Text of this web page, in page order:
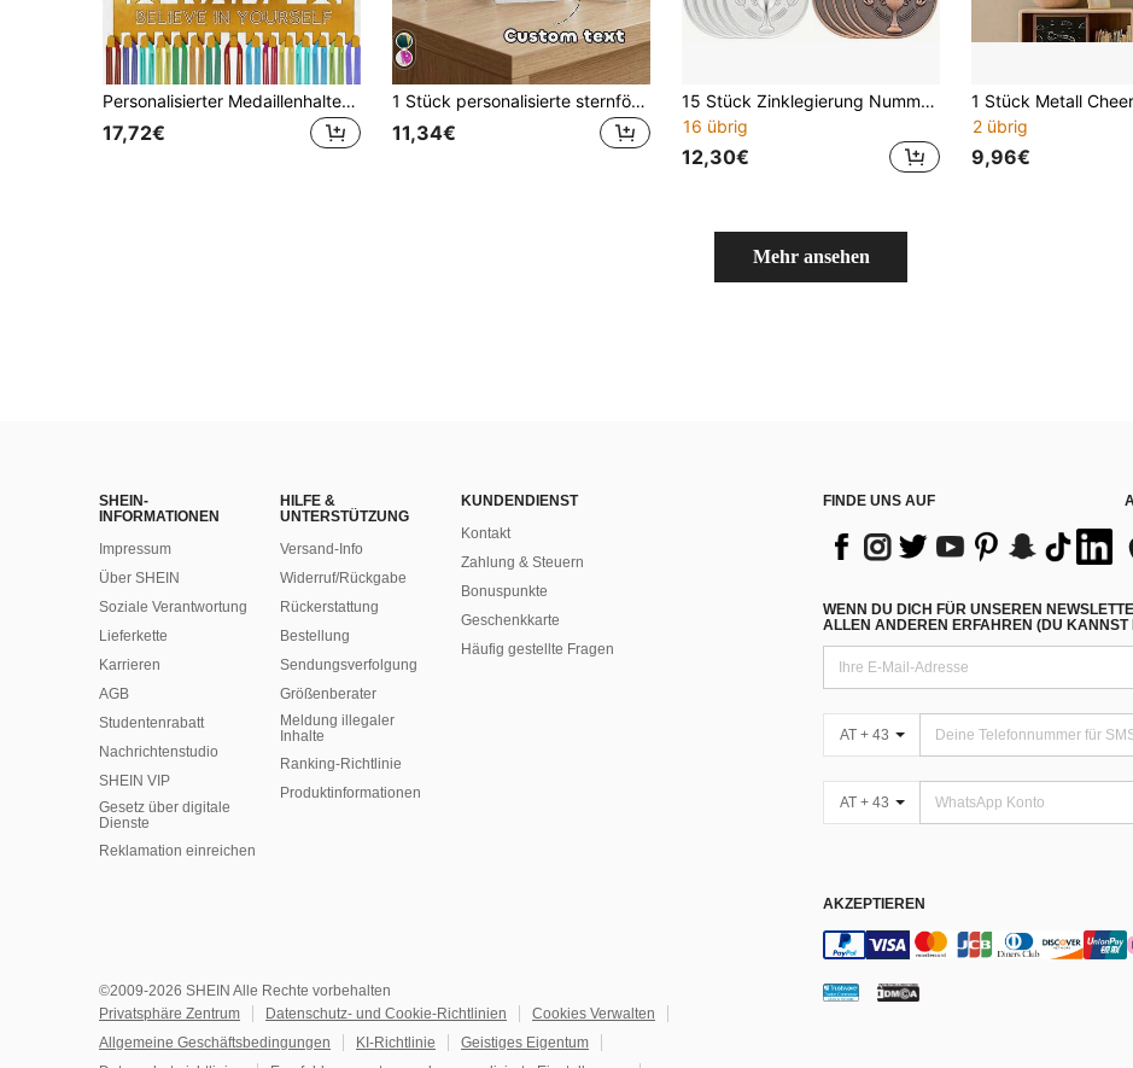
Personalisierter Medaillenhalter mit Namen, individueller Medaillenständer, für Auszeichnungen, Bänder, Wand, Fußball, Laufen, Gymnastik, personalisiertes Geschenk, Sportdisplay Metallmedaillenständer, Medaillenausstellung Auszeichnungsgeschenk, personalisierter Medaillenhalter
17,72€
1 Stück personalisierte sternförmige Acryl-Auszeichnungsmedaille, Mitarbeiter-Anerkennungsgeschenk, individuelle Firmen-Wertschätzungstrophäe, Ruhestand- oder Dankesgeschenk für Mitarbeiter und Management, ästhetische Bürodekoration, Abschlussgeschenk, einzigartiges Geschenk
11,34€
15 Stück Zinklegierung Nummer Medaillen, 1./2./3. Platz Metall Preismedaillen, 3-teiliges Set in Gold, Silber, Bronze, leichte Medaillen
16 übrig
12,30€
2 übrig
9,96€
Mehr ansehen
SHEIN-
INFORMATIONEN
Impressum
Über SHEIN
Soziale Verantwortung
Lieferkette
Karrieren
AGB
Studentenrabatt
Nachrichtenstudio
SHEIN VIP
Gesetz über digitale
Dienste
Reklamation einreichen
HILFE &
UNTERSTÜTZUNG
Versand-Info
Widerruf/Rückgabe
Rückerstattung
Bestellung
Sendungsverfolgung
Größenberater
Meldung illegaler
Inhalte
Ranking-Richtlinie
​Produktinformationen
KUNDENDIENST
Kontakt
Zahlung & Steuern
Bonuspunkte
Geschenkkarte
Häufig gestellte Fragen
FINDE UNS AUF
WENN DU DICH FÜR UNSEREN
ALLEN ANDEREN ERFAHREN (DU
AT + 43
AT + 43
AKZEPTIEREN
©2009-2026 SHEIN Alle Rechte vorbehalten
Privatsphäre Zentrum
Datenschutz- und Cookie-Richtlinien
Cookies Verwalten
Allgemeine Geschäftsbedingungen
KI-Richtlinie
Geistiges Eigentum